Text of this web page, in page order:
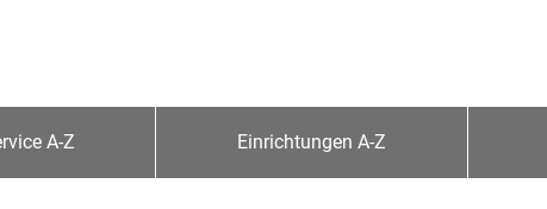
A-Z Einrichtungen A-Z